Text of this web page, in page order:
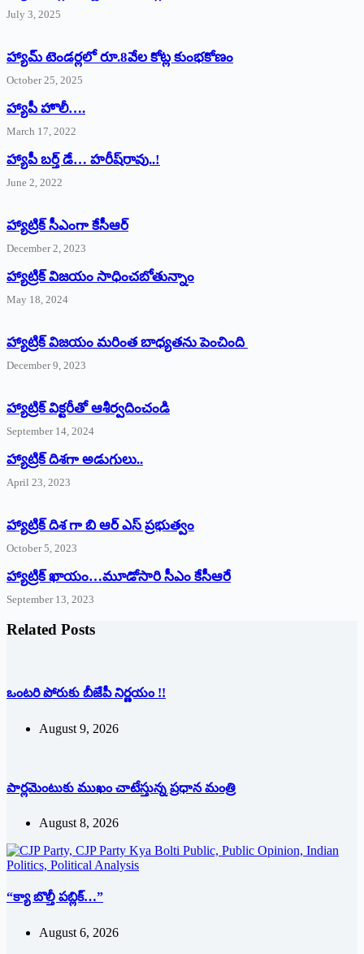
July 3, 2025
హ్యామ్‌ ‌టెండర్లలో రూ.8వేల కోట్ల కుంభకోణం
October 25, 2025
హ్యాపీ హొలీ….
March 17, 2022
హ్యాపీ బర్త్ ‌డే… హరీష్‌రావు..!
June 2, 2022
హ్యాట్రిక్‌ ‌సీఎంగా కేసీఆర్‌
December 2, 2023
హ్యాట్రిక్‌ విజయం సాధించబోతున్నాం
May 18, 2024
హ్యాట్రిక్ విజయం మరింత బాధ్యతను పెంచింది
December 9, 2023
హ్యాట్రిక్‌ ‌విక్టరీతో ఆశీర్వదించండి
September 14, 2024
‌హ్యాట్రిక్‌ ‌దిశగా అడుగులు..
April 23, 2023
హ్యాట్రిక్ దిశ గా బి ఆర్ ఎస్ ప్రభుత్వం
October 5, 2023
హ్యాట్రిక్‌ ‌ఖాయం…మూడోసారి సీఎం కేసీఆరే
September 13, 2023
Related Posts
ఒంటరి పోరుకు బీజేపీ నిర్ణయం !!
August 9, 2026
పార్లమెంటుకు ముఖం చాటేస్తున్న ప్రధాన మంత్రి
August 8, 2026
“క్యా బొల్తీ పబ్లిక్…”
August 6, 2026